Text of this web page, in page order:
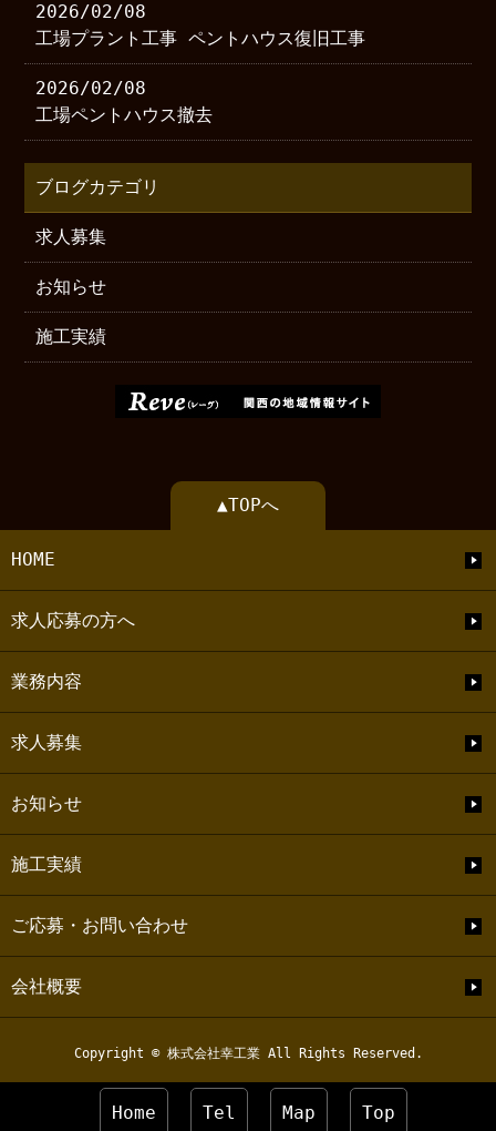
2026/02/08
工場プラント工事 ペントハウス復旧工事
2026/02/08
工場ペントハウス撤去
ブログカテゴリ
求人募集
お知らせ
施工実績
▲TOPへ
HOME
求人応募の方へ
業務内容
求人募集
お知らせ
施工実績
ご応募・お問い合わせ
会社概要
Copyright © 株式会社幸工業 All Rights Reserved.
Home Tel Map Top